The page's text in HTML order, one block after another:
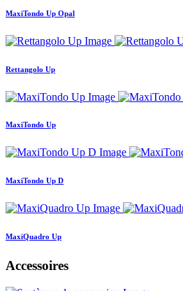
MaxiTondo Up Opal
Rettangolo Up
MaxiTondo Up
MaxiTondo Up D
MaxiQuadro Up
Accessoires